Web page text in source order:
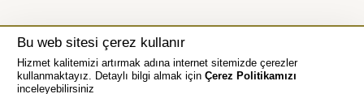
Bu web sitesi çerez kullanır
Hizmet kalitemizi artırmak adına internet sitemizde çerezler
kullanmaktayız. Detaylı bilgi almak için Çerez Politikamızı
inceleyebilirsiniz